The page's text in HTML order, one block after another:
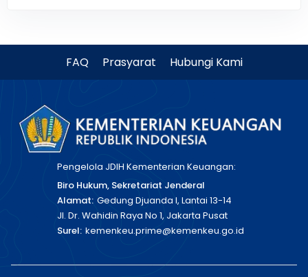
FAQ Prasyarat Hubungi Kami
Pengelola JDIH Kementerian Keuangan:
Biro Hukum, Sekretariat Jenderal
Alamat: Gedung Djuanda I, Lantai 13-14
Jl. Dr. Wahidin Raya No 1, Jakarta Pusat
Surel: kemenkeu.prime@kemenkeu.go.id